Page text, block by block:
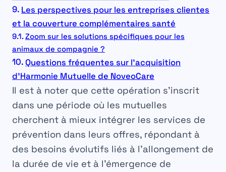
Les perspectives pour les entreprises clientes
et la couverture complémentaires santé
Zoom sur les solutions spécifiques pour les
animaux de compagnie ?
Questions fréquentes sur l’acquisition
d’Harmonie Mutuelle de NoveoCare
Il est à noter que cette opération s’inscrit
dans une période où les mutuelles
cherchent à mieux intégrer les services de
prévention dans leurs offres, répondant à
des besoins évolutifs liés à l’allongement de
la durée de vie et à l’émergence de